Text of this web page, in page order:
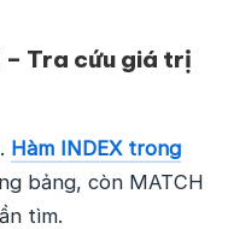
– Tra cứu giá trị
Hàm INDEX trong
bảng, còn MATCH
tìm.